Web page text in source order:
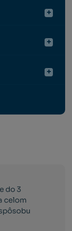
do 3
celom